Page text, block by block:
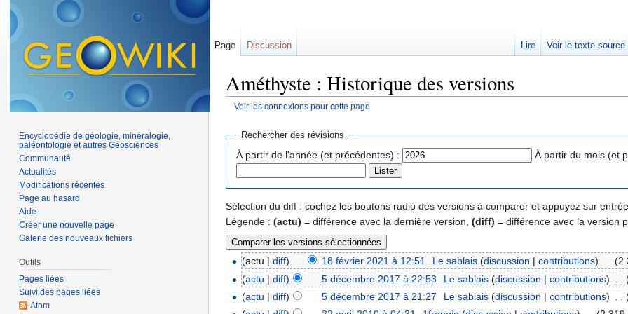
Améthyste : Historique des versions
Voir les connexions pour cette page
Rechercher des révisions
À partir de l'année (et précédentes) : À partir du mois (et
Sélection du diff : cochez les boutons radio des versions à comparer et appuyez sur
Légende : (actu) = différence avec la dernière version, (diff) = différence avec la version
(actu |diff) 18 février 2021 à 12:51 Le sablais (discussion | contributions)
(2
(actu |diff) 5 décembre 2017 à 22:53 Le sablais (discussion | contributions)
(actu |diff) 5 décembre 2017 à 21:27 Le sablais (discussion | contributions)
Page Discussion Lire Voir le texte source
Encyclopédie de géologie, minéralogie,
paléontologie et autres Géosciences
Communauté
Actualités
Modifications récentes
Page au hasard
Aide
Créer une nouvelle page
Galerie des nouveaux fichiers
Outils
Pages liées
Suivi des pages liées
Atom